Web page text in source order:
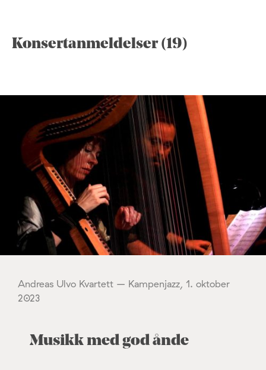
Konsertanmeldelser (19)
Andreas Ulvo Kvartett – Kampenjazz, 1. oktober
2023
Musikk med god ånde